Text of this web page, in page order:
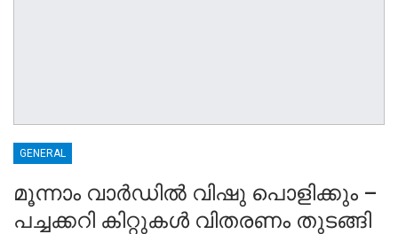
GENERAL
മൂന്നാം വാർഡിൽ വിഷു പൊളിക്കും –
പച്ചക്കറി കിറ്റുകൾ വിതരണം തുടങ്ങി